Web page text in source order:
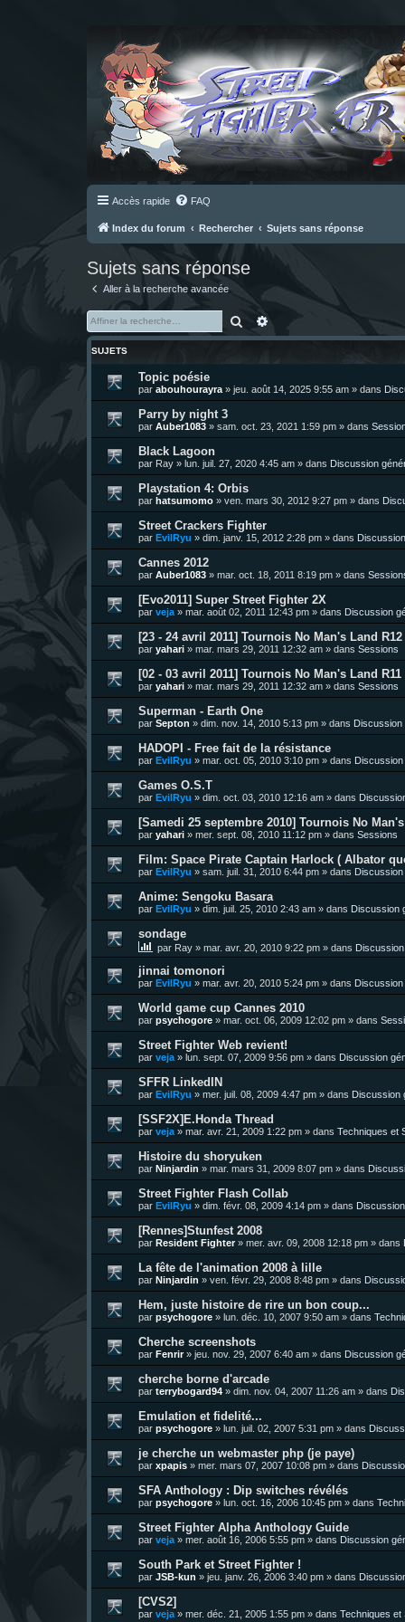
Accès rapide FAQ
Index du forum Rechercher Sujets sans réponse
Sujets sans réponse
Aller à la recherche avancée
Rechercher
Recherche avancée
SUJETS
Topic poésie
par abouhourayra » jeu. août 14, 2025 9:55 am » dans
Parry by night 3
par Auber1083 » sam. oct. 23, 2021 1:59 pm » dans
Black Lagoon
par Ray » lun. juil. 27, 2020 4:45 am » dans Discussion
Playstation 4: Orbis
par hatsumomo » ven. mars 30, 2012 9:27 pm » dans
Street Crackers Fighter
par EvilRyu » dim. janv. 15, 2012 2:28 pm » dans
Cannes 2012
par Auber1083 » mar. oct. 18, 2011 8:19 pm » dans
[Evo2011] Super Street Fighter 2X
par veja » mar. août 02, 2011 12:43 pm » dans Discussion
[23 - 24 avril 2011] Tournois No Man's Land
par yahari » mar. mars 29, 2011 12:32 am » dans Sessions
[02 - 03 avril 2011] Tournois No Man's Land
par yahari » mar. mars 29, 2011 12:32 am » dans Sessions
Superman - Earth One
par Septon » dim. nov. 14, 2010 5:13 pm » dans Discussion
HADOPI - Free fait de la résistance
par EvilRyu » mar. oct. 05, 2010 3:10 pm » dans
Games O.S.T
par EvilRyu » dim. oct. 03, 2010 12:16 am » dans
[Samedi 25 septembre 2010] Tournois No
par yahari » mer. sept. 08, 2010 11:12 pm » dans Sessions
Film: Space Pirate Captain Harlock ( Albator
par EvilRyu » sam. juil. 31, 2010 6:44 pm » dans
Anime: Sengoku Basara
par EvilRyu » dim. juil. 25, 2010 2:43 am » dans Discussion
sondage
par Ray » mar. avr. 20, 2010 9:22 pm » dans
jinnai tomonori
par EvilRyu » mar. avr. 20, 2010 5:24 pm » dans
World game cup Cannes 2010
par psychogore » mar. oct. 06, 2009 12:02 pm » dans
Street Fighter Web revient!
par veja » lun. sept. 07, 2009 9:56 pm » dans Discussion
SFFR LinkedIN
par EvilRyu » mer. juil. 08, 2009 4:47 pm » dans Discussion
[SSF2X]E.Honda Thread
par veja » mar. avr. 21, 2009 1:22 pm » dans Techniques et
Histoire du shoryuken
par Ninjardin » mar. mars 31, 2009 8:07 pm » dans
Street Fighter Flash Collab
par EvilRyu » dim. févr. 08, 2009 4:14 pm » dans
[Rennes]Stunfest 2008
par Resident Fighter» mer. avr. 09, 2008 12:18 pm » dans
La fête de l'animation 2008 à lille
par Ninjardin » ven. févr. 29, 2008 8:48 pm » dans
Hem, juste histoire de rire un bon coup...
par psychogore » lun. déc. 10, 2007 9:50 am » dans
Cherche screenshots
par Fenrir» jeu. nov. 29, 2007 6:40 am » dans Discussion
cherche borne d'arcade
par terrybogard94 » dim. nov. 04, 2007 11:26 am » dans
Emulation et fidelité...
par psychogore » lun. juil. 02, 2007 5:31 pm » dans
je cherche un webmaster php (je paye)
par xpapis » mer. mars 07, 2007 10:08 pm » dans
SFA Anthology : Dip switches révélés
par psychogore » lun. oct. 16, 2006 10:45 pm » dans
Street Fighter Alpha Anthology Guide
par veja » mer. août 16, 2006 5:55 pm » dans Discussion
South Park et Street Fighter !
par JSB-kun » jeu. janv. 26, 2006 3:40 pm » dans
[CVS2]
par veja » mer. déc. 21, 2005 1:55 pm » dans Techniques et